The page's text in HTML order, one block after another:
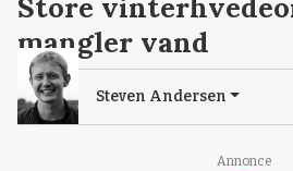
Annonce
mangler vand
Steven Andersen